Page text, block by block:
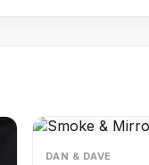
DAN & DAVE